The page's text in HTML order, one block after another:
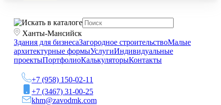
Ханты-Мансийск
Здания для бизнесаЗагородное строительствоМалые
архитектурные формыУслугиИндивидуальные
проектыПортфолиоКалькуляторыКонтакты
+7 (958) 150-02-11
+7 (3467) 31-00-25
khm@zavodmk.com